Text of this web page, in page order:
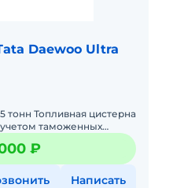
для рукавов,
Daewoo Ultra
тонн Топливная цистерна
учетом таможенных
во
₽
Написать